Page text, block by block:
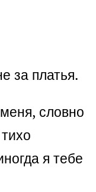
за платья.
словно
я тебе